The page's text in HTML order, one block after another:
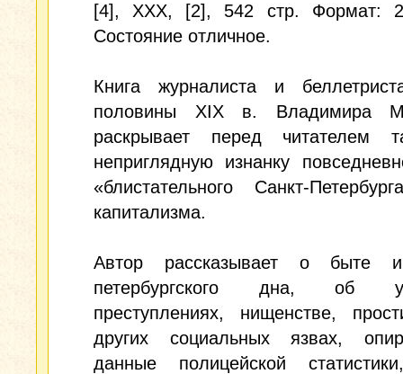
[4], XXX, [2], 542 стр. Формат:
Состояние отличное.
Книга журналиста и
половины XIX в. Владимира
раскрывает перед читателем
неприглядную изнанку
«блистательного Санкт-
капитализма.
Автор рассказывает о быте
петербургского дна, об
преступлениях, нищенстве,
других социальных язвах,
данные полицейской